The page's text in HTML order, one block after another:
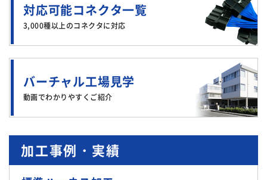
対応可能コネクタ一覧
3,000種以上のコネクタに対応
バーチャル工場見学
動画でわかりやすくご紹介
加工事例・実績